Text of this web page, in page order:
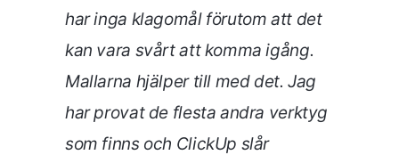
har inga klagomål förutom att det
kan vara svårt att komma igång.
Mallarna hjälper till med det. Jag
har provat de flesta andra verktyg
som finns och ClickUp slår